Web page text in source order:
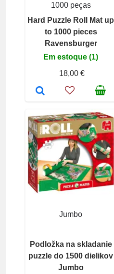
1000 peças
Hard Puzzle Roll Mat up
to 1000 pieces
Ravensburger
Em estoque (1)
18,00 €
Jumbo
Podložka na skladanie
puzzle do 1500 dielikov
Jumbo